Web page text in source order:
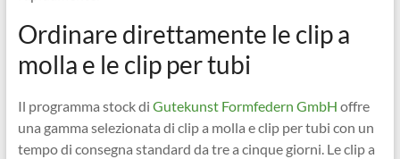
Ordinare direttamente le clip a
molla e le clip per tubi
Il programma stock di Gutekunst Formfedern GmbH offre
una gamma selezionata di clip a molla e clip per tubi con un
tempo di consegna standard da tre a cinque giorni. Le clip a